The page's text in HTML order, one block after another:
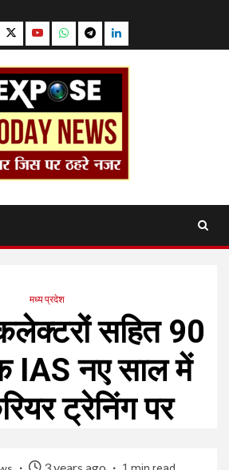
TwitterYouTubeWhatsapp
TelegramLinkedin
मध्य प्रदेश
सहित 90
IAS नए साल में
ट्रेनिंग पर